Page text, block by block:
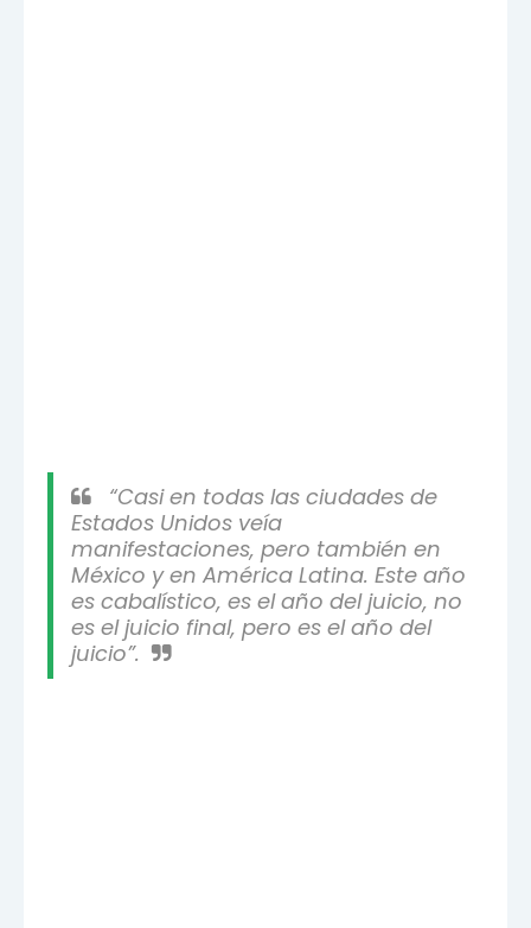
“Casi en todas las ciudades de
Estados Unidos veía
manifestaciones, pero también en
México y en América Latina. Este año
es cabalístico, es el año del juicio, no
es el juicio final, pero es el año del
juicio”.